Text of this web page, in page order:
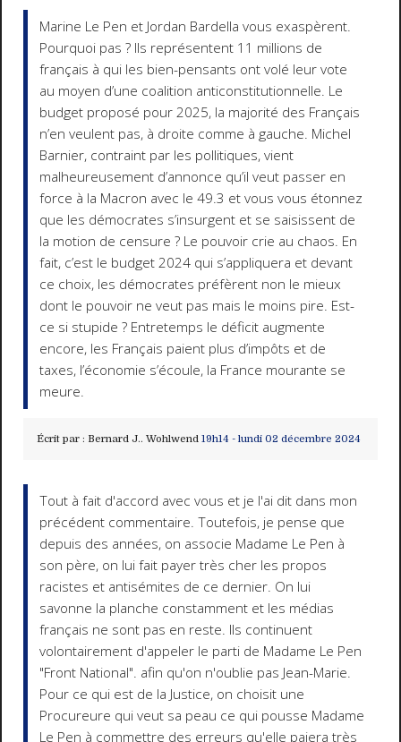
Marine Le Pen et Jordan Bardella vous exaspèrent.
Pourquoi pas ? Ils représentent 11 millions de
français à qui les bien-pensants ont volé leur vote
au moyen d’une coalition anticonstitutionnelle. Le
budget proposé pour 2025, la majorité des Français
n’en veulent pas, à droite comme à gauche. Michel
Barnier, contraint par les pollitiques, vient
malheureusement d’annonce qu’il veut passer en
force à la Macron avec le 49.3 et vous vous étonnez
que les démocrates s’insurgent et se saisissent de
la motion de censure ? Le pouvoir crie au chaos. En
fait, c’est le budget 2024 qui s’appliquera et devant
ce choix, les démocrates préfèrent non le mieux
dont le pouvoir ne veut pas mais le moins pire. Est-
ce si stupide ? Entretemps le déficit augmente
encore, les Français paient plus d’impôts et de
taxes, l’économie s’écoule, la France mourante se
meure.
Écrit par : Bernard J.. Wohlwend 19h14- lundi 02 décembre 2024
Tout à fait d'accord avec vous et je l'ai dit dans mon
précédent commentaire. Toutefois, je pense que
depuis des années, on associe Madame Le Pen à
son père, on lui fait payer très cher les propos
racistes et antisémites de ce dernier. On lui
savonne la planche constamment et les médias
français ne sont pas en reste. Ils continuent
volontairement d'appeler le parti de Madame Le Pen
"Front National". afin qu'on n'oublie pas Jean-Marie.
Pour ce qui est de la Justice, on choisit une
Procureure qui veut sa peau ce qui pousse Madame
Le Pen à commettre des erreurs qu'elle paiera très